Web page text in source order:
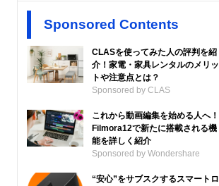
Sponsored Contents
CLASを使ってみた人の評判を紹
介！家電・家具レンタルのメリッ
トや注意点とは？
Sponsored by CLAS
これから動画編集を始める人へ！
Filmora12で新たに搭載される機
能を詳しく紹介
Sponsored by Wondershare
“安心”をサブスクするスマートロ